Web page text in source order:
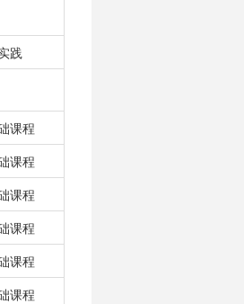
践
课程
课程
课程
课程
课程
课程